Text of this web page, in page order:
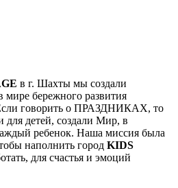
в г. Шахты мы создали
бережного развития
Если говорить о ПРАЗДНИКАХ, то
для детей, создали Мир, в
ребенок. Наша миссия была
наполнить город KIDS
для счастья и эмоций